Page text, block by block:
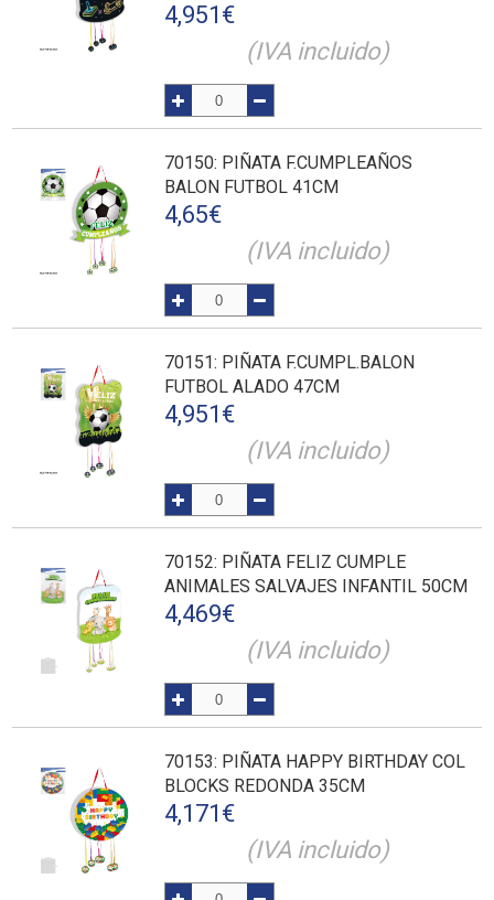
4,951 €
(IVA incluido)
70150: PIÑATA F.CUMPLEAÑOS
BALON FUTBOL 41CM
4,65€
(IVA incluido)
70151: PIÑATA F.CUMPL.BALON
FUTBOL ALADO 47CM
4,951 €
(IVA incluido)
70152: PIÑATA FELIZ CUMPLE
ANIMALES SALVAJES INFANTIL 50CM
4,469€
(IVA incluido)
70153: PIÑATA HAPPY BIRTHDAY COL
BLOCKS REDONDA 35CM
4,171 €
(IVA incluido)